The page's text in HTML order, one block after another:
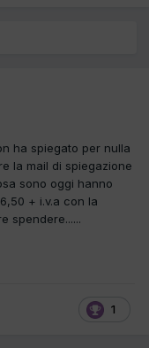
ha spiegato per nulla
la mail di spiegazione
sono oggi hanno
+ i.v.a con la
spendere......
1